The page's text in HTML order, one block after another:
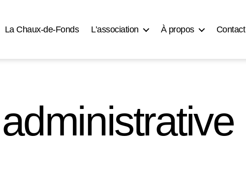
La Chaux-de-Fonds L’association À propos Contact